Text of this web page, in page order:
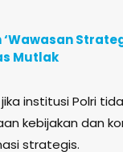
Mutlak
institusi Polri
kebijakan dan
strategis.